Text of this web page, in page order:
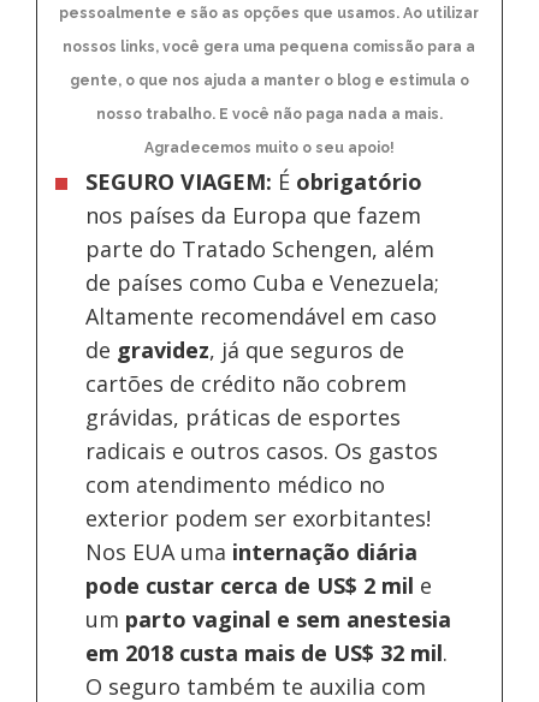
pessoalmente e são as opções que usamos. Ao utilizar
nossos links, você gera uma pequena comissão para a
gente, o que nos ajuda a manter o blog e estimula o
nosso trabalho. E você não paga nada a mais.
Agradecemos muito o seu apoio!
SEGURO VIAGEM: É obrigatório
nos países da Europa que fazem
parte do Tratado Schengen, além
de países como Cuba e Venezuela;
Altamente recomendável em caso
de gravidez, já que seguros de
cartões de crédito não cobrem
grávidas, práticas de esportes
radicais e outros casos. Os gastos
com atendimento médico no
exterior podem ser exorbitantes!
Nos EUA uma internação diária
pode custar cerca de US$ 2 mil e
um parto vaginal e sem anestesia
em 2018 custa mais de US$ 32 mil.
O seguro também te auxilia com